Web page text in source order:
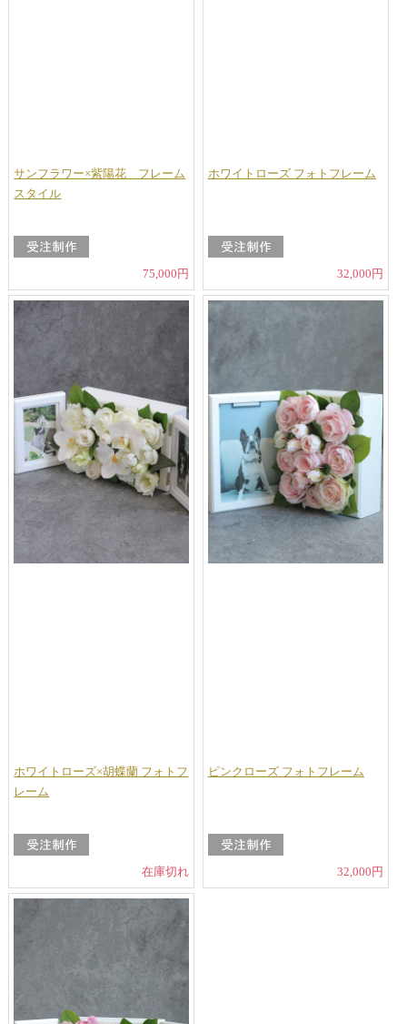
サンフラワー×紫陽花 フレーム
スタイル
75,000円
ホワイトローズ フォトフレーム
32,000円
ホワイトローズ×胡蝶蘭 フォトフ
レーム
在庫切れ
ピンクローズ フォトフレーム
32,000円